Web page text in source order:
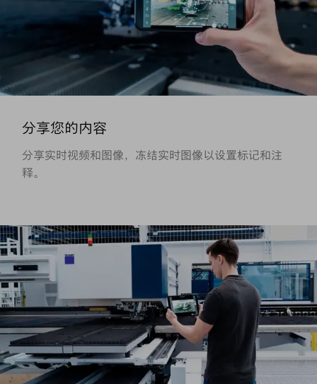
分享您的内容
分享实时视频和图像，冻结实时图像以设置标记和注
释。